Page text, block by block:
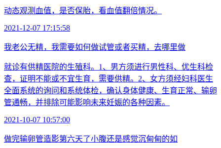
动态观测血值，是否保胎，看血值翻倍情况。
2021-12-07 17:15:58
我老公无精，我需要如何做试管或者买精，去哪里做
就诊有供精医院的生殖科。1、男方须进行男性科、优生科检
查，证明不能或不宜生育，需要供精。2、女方须经妇科医生
全面系统的询问和系统体检，确认身体健康、生育正常、输卵
管通畅，并排除可能影响未来妊娠的各种因素。
2021-10-07 10:57:00
做完输卵管造影第六天了小腹还是感觉沉甸甸的如